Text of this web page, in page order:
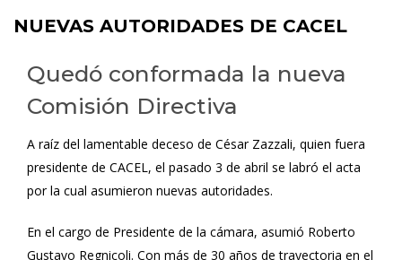
NUEVAS AUTORIDADES DE CACEL
Quedó conformada la nueva
Comisión Directiva
A raíz del lamentable deceso de César Zazzali, quien fuera
presidente de CACEL, el pasado 3 de abril se labró el acta
por la cual asumieron nuevas autoridades.
En el cargo de Presidente de la cámara, asumió Roberto
Gustavo Regnicoli. Con más de 30 años de trayectoria en el